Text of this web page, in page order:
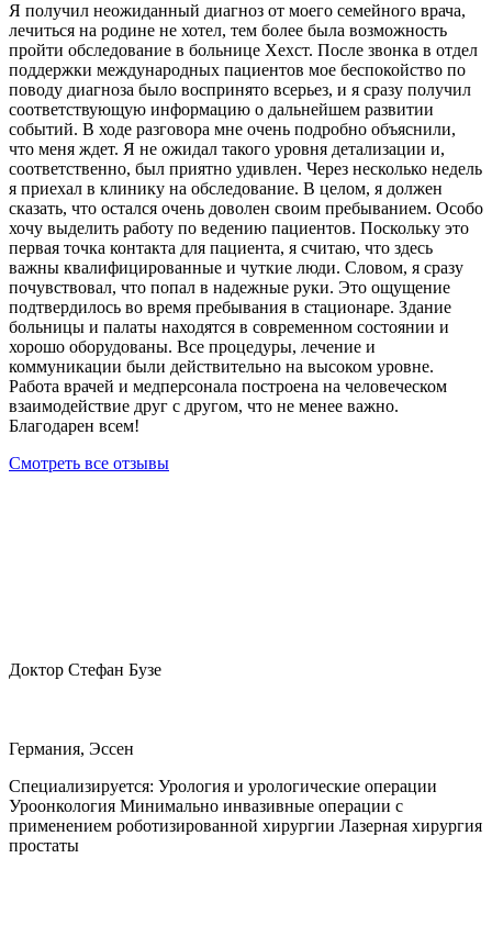
Я получил неожиданный диагноз от моего семейного врача,
лечиться на родине не хотел, тем более была возможность
пройти обследование в больнице Хехст. После звонка в отдел
поддержки международных пациентов мое беспокойство по
поводу диагноза было воспринято всерьез, и я сразу получил
соответствующую информацию о дальнейшем развитии
событий. В ходе разговора мне очень подробно объяснили,
что меня ждет. Я не ожидал такого уровня детализации и,
соответственно, был приятно удивлен. Через несколько недель
я приехал в клинику на обследование. В целом, я должен
сказать, что остался очень доволен своим пребыванием. Особо
хочу выделить работу по ведению пациентов. Поскольку это
первая точка контакта для пациента, я считаю, что здесь
важны квалифицированные и чуткие люди. Словом, я сразу
почувствовал, что попал в надежные руки. Это ощущение
подтвердилось во время пребывания в стационаре. Здание
больницы и палаты находятся в современном состоянии и
хорошо оборудованы. Все процедуры, лечение и
коммуникации были действительно на высоком уровне.
Работа врачей и медперсонала построена на человеческом
взаимодействие друг с другом, что не менее важно.
Благодарен всем!
Смотреть все отзывы
Доктор Стефан Бузе
Германия, Эссен
Специализируется: Урология и урологические операции
Уроонкология Минимально инвазивные операции с
применением роботизированной хирургии Лазерная хирургия
простаты